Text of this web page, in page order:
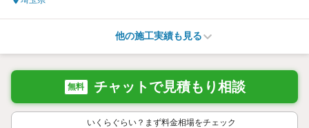
他の施工実績も見る
無料 チャットで見積もり相談
いくらぐらい？まず料金相場をチェック